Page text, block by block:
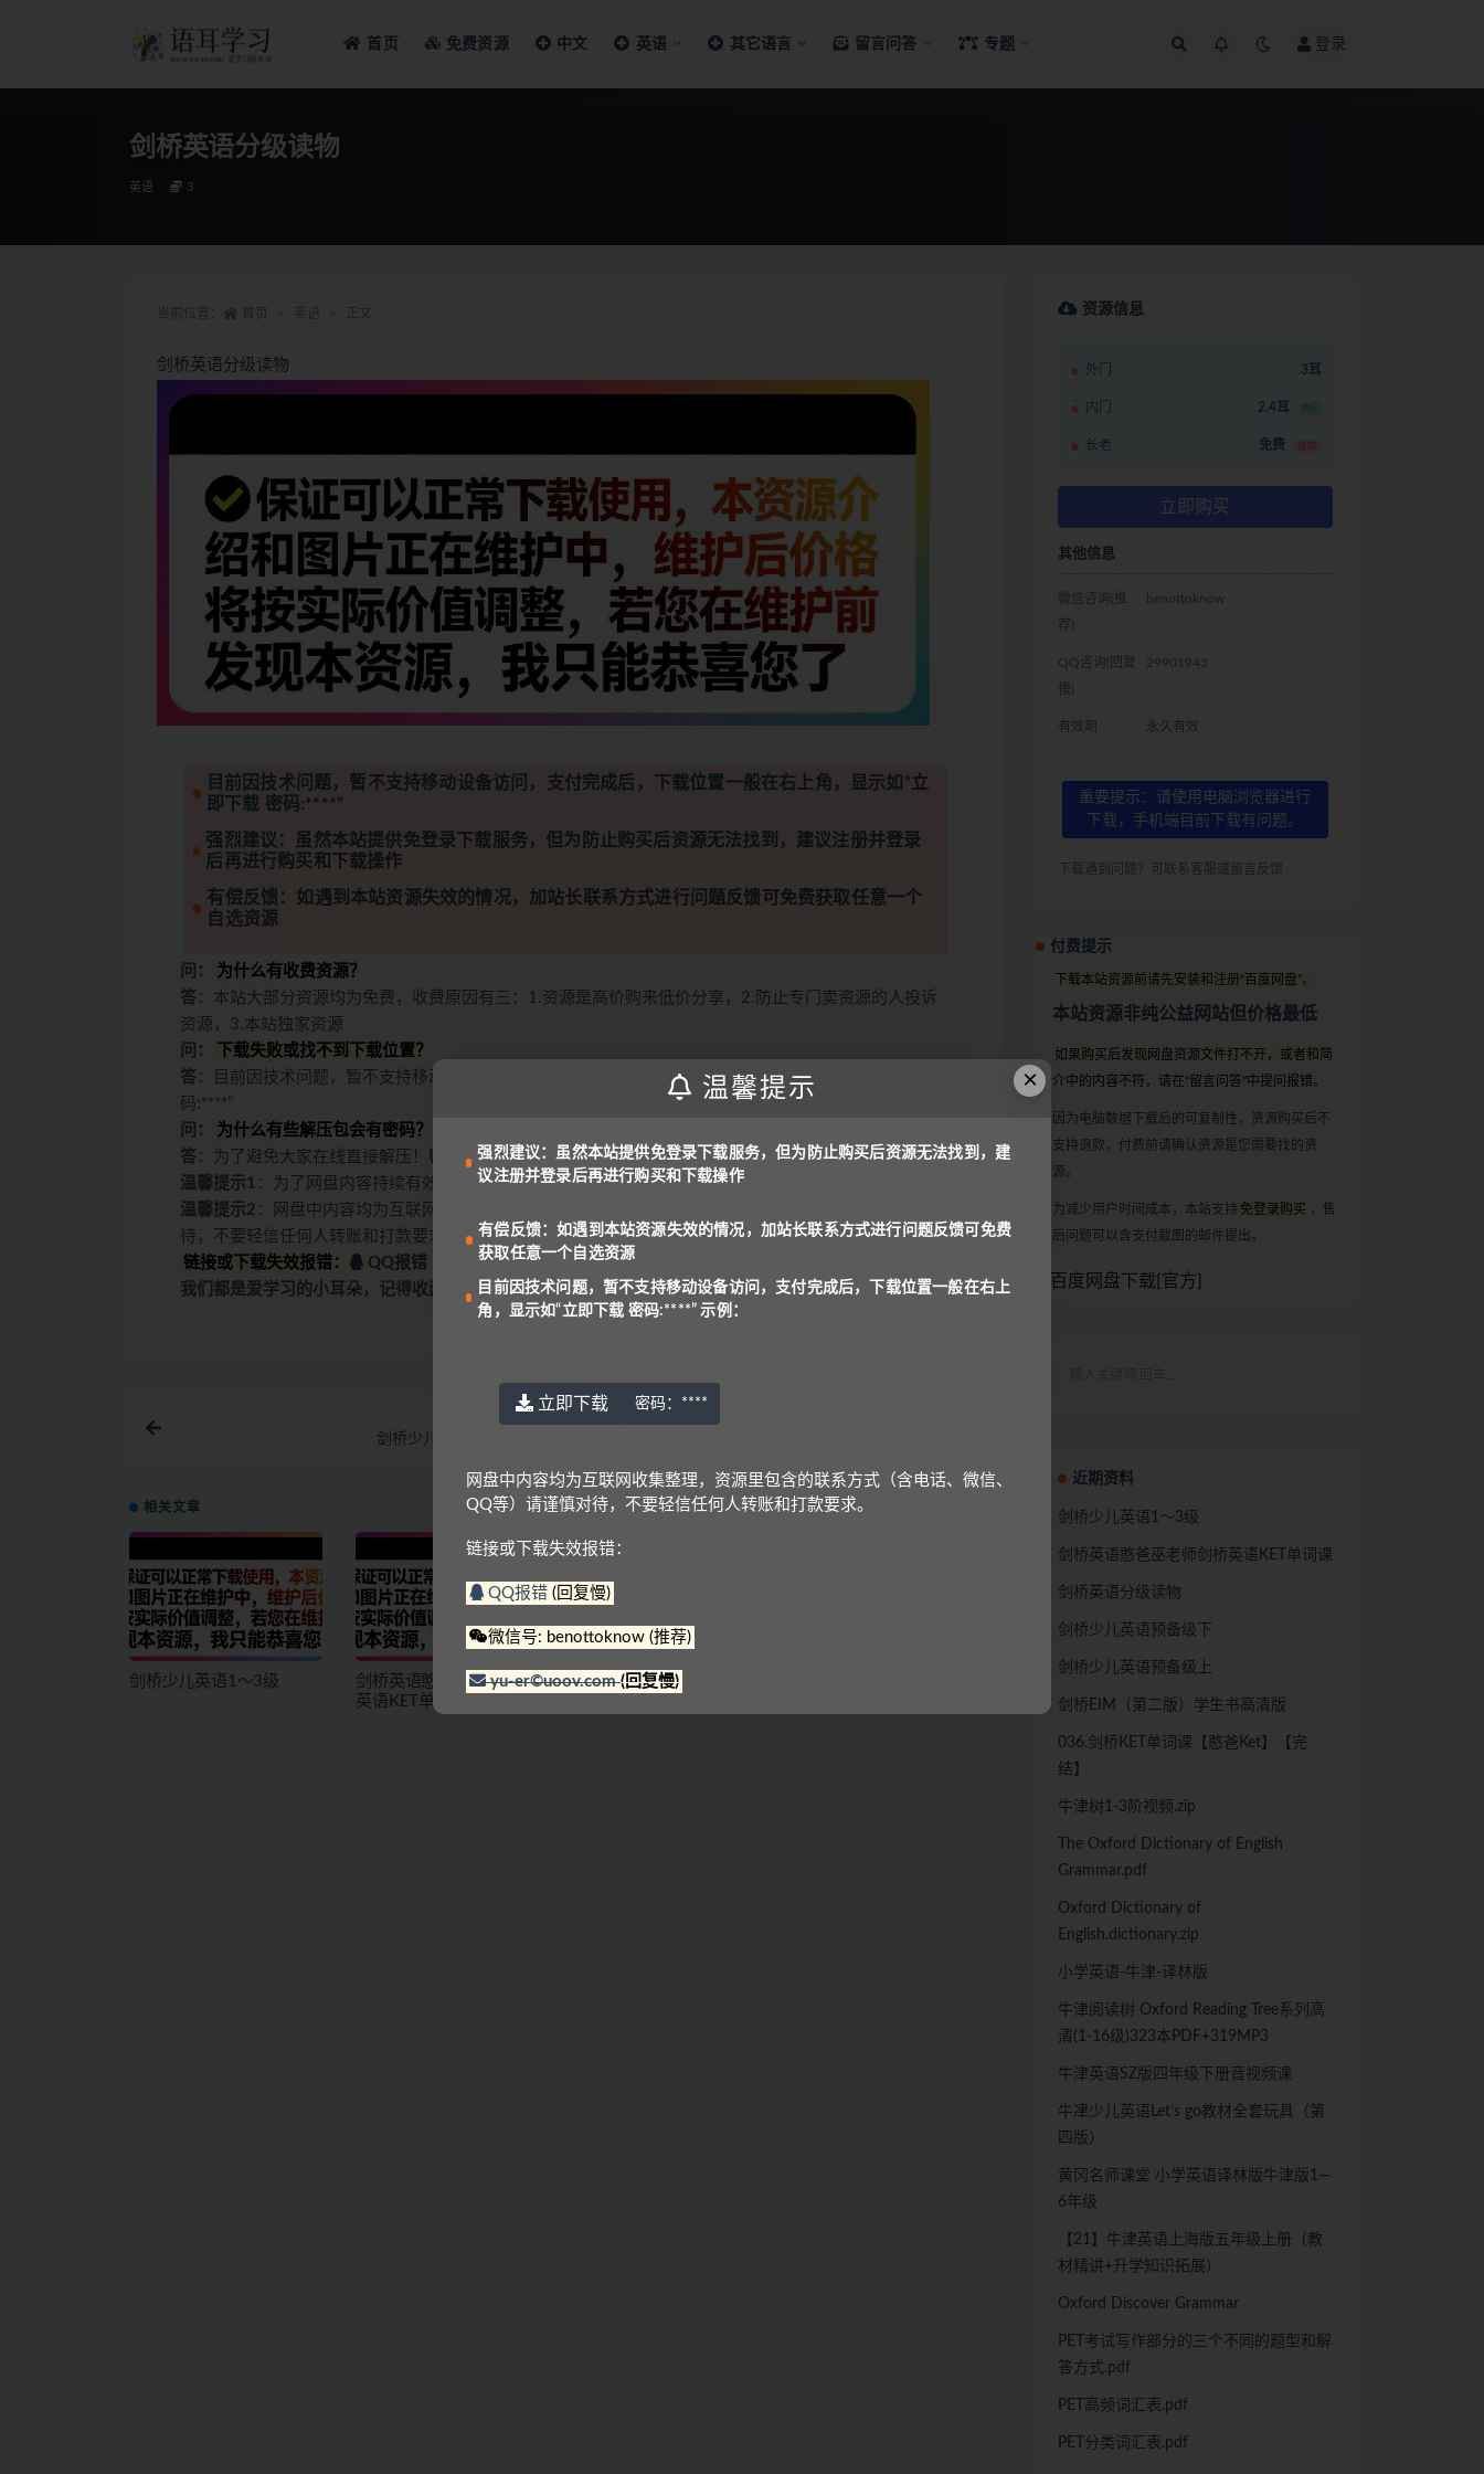
首页 免费资源 中文 英语 其它语言 留言问答 专题 登录
剑桥英语分级读物
英语 3
剑桥英语分级读物
目前因技术问题，暂不支持移动设备访问，支付完成后，下载位置一般在右上角，显示如“立
即下载 密码:****”
强烈建议：虽然本站提供免登录下载服务，但为防止购买后资源无法找到，建议注册并登录
后再进行购买和下载操作
有偿反馈：如遇到本站资源失效的情况，加站长联系方式进行问题反馈可免费获取任意一个
自选资源
问：
为什么有收费资源？
答 ：本站大部分资源均为免费，收费原因有三：1.资源是高价购来低价分享，2.防止专门卖资源的人投诉
资源，3.本站独家资源
问：
下载失败或找不到下载位置？
答 ：目前因技术问题，暂不支持移动设备访问，支付后下载位置一般在右上角，显示为“立即下载 密
码:****”
问：
为什么有些解压包会有密码？
答 ：为了避免大家在线直接解压！ 密码一般是： www.yu-er.com ， yu-er.com 或者 29901943
温馨提示1 ：为了网盘内容持续有效，请勿在线解压文件，甚至可能会产生额外的费用。
温馨提示2 ：网盘中内容均为互联网收集整理，资源里包含的联系方式（含电话、微信、QQ等）请谨慎对
待，不要轻信任何人转账和打款要求。
链接或下载失效报错：
QQ报错 微信号: benottoknow (推荐)
我们都是爱学习的小耳朵，记得收藏我们哟~
剑桥少儿英语预备级下
相关文章
剑桥少儿英语1～3级
剑桥英语憨爸巫老师剑桥
英语KET单词课
剑桥少儿英语预备级下
资源信息
外门 3耳
内门 2.4耳 8折
长老 免费 推荐
立即购买
其他信息
微信咨询(推
荐)
benottoknow
QQ咨询(回复
慢)
29901943
有效期 永久有效
重要提示：请使用电脑浏览器进行
下载，手机端目前下载有问题。
下载遇到问题？可联系客服或留言反馈
付费提示
下载本站资源前请先安装和注册“百度网盘”。
本站资源非纯公益网站但价格最低
如果购买后发现网盘资源文件打不开，或者和简
介中的内容不符，请在“留言问答”中提问报错。
因为电脑数据下载后的可复制性，资源购买后不
支持退款，付费前请确认资源是您需要找的资
源。
为减少用户时间成本，本站支持 免登录购买 ，售
后问题可以含支付截图的邮件提出。
百度网盘下载[官方]
近期资料
剑桥少儿英语1～3级
剑桥英语憨爸巫老师剑桥英语KET单词课
剑桥英语分级读物
剑桥少儿英语预备级下
剑桥少儿英语预备级上
剑桥EIM（第二版）学生书高清版
036.剑桥KET单词课【憨爸Ket】【完
结】
牛津树1-3阶视频.zip
The Oxford Dictionary of English
Grammar.pdf
Oxford Dictionary of
English.dictionary.zip
小学英语-牛津-译林版
牛津阅读树 Oxford Reading Tree系列高
清(1-16级)323本PDF+319MP3
牛津英语SZ版四年级下册音视频课
牛冿少儿英语Let’s go教材全套玩具（第
四版）
黄冈名师课堂 小学英语译林版牛津版1—
6年级
【21】牛津英语上海版五年级上册（教
材精讲+升学知识拓展）
Oxford Discover Grammar
PET考试写作部分的三个不同的题型和解
答方式.pdf
PET高频词汇表.pdf
PET分类词汇表.pdf
×
温馨提示
强烈建议：虽然本站提供免登录下载服务，但为防止购买后资源无法找到，建
议注册并登录后再进行购买和下载操作
有偿反馈：如遇到本站资源失效的情况，加站长联系方式进行问题反馈可免费
获取任意一个自选资源
目前因技术问题，暂不支持移动设备访问，支付完成后，下载位置一般在右上
角，显示如“立即下载 密码:****” 示例：
立即下载 密码： ****
网盘中内容均为互联网收集整理，资源里包含的联系方式（含电话、微信、
QQ等）请谨慎对待，不要轻信任何人转账和打款要求。
链接或下载失效报错：
QQ报错 (回复慢)
微信号: benottoknow (推荐)
yu-er©uoov.com(回复慢)